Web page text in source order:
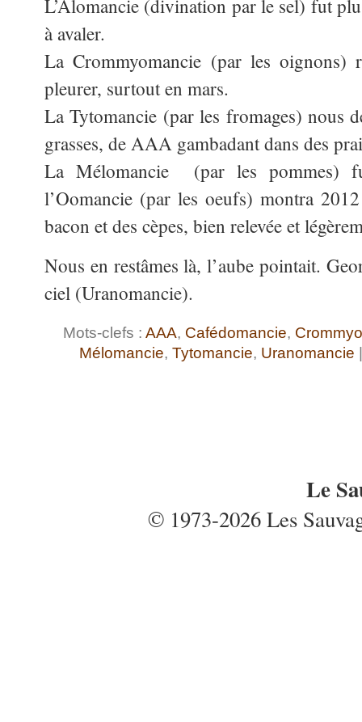
L’Alomancie (divination par le sel) fut
à avaler.
La Crommyomancie (par les oignons)
pleurer, surtout en mars.
La Tytomancie (par les fromages) nous
grasses, de AAA gambadant dans des
La Mélomancie (par les pommes)
l’Oomancie (par les oeufs) montra
bacon et des cèpes, bien relevée et
Nous en restâmes là, l’aube pointait.
ciel (Uranomancie).
Mots-clefs : AAA, Cafédomancie,
Mélomancie, Tytomancie, Uranomancie
Le
© 1973-2026 Les